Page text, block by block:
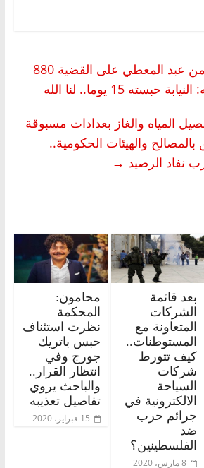
تدوير الناشر أيمن عبد المعطي على القضية 880
15 يوما.. لنا الله
المياه والغاز بعدادات مسبوقة
بالمصالح والهيئات الحكومية..
نفاد الرصيد →
بعد قائمة
الشركات
المتعاونة مع
المستوطنات..
كيف تتورط
شركات
السياحة
الالكترونية في
جرائم حرب
ضد
الفلسطينين؟
8 مارس، 2020
محامون:
المحكمة
نظرت استئناف
حبس باتريك
جورج وفي
انتظار القرار..
والباحث يروي
تفاصيل تعذيبه
15 فبراير، 2020